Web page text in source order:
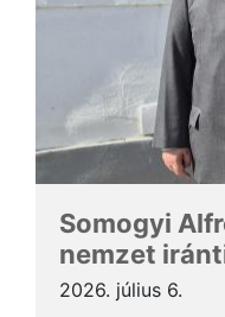
Somogyi
nemzet
2026. július 6.